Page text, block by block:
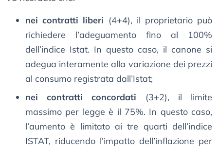
nei contratti liberi (4+4), il proprietario può
richiedere l’adeguamento fino al 100%
dell’indice Istat. In questo caso, il canone si
adegua interamente alla variazione dei prezzi
al consumo registrata dall’Istat;
nei contratti concordati (3+2), il limite
massimo per legge è il 75%. In questo caso,
l’aumento è limitato ai tre quarti dell’indice
ISTAT, riducendo l’impatto dell’inflazione per